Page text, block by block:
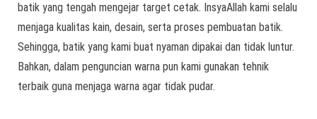
batik yang tengah mengejar target cetak. InsyaAllah kami selalu
menjaga kualitas kain, desain, serta proses pembuatan batik.
Sehingga, batik yang kami buat nyaman dipakai dan tidak luntur.
Bahkan, dalam penguncian warna pun kami gunakan tehnik
terbaik guna menjaga warna agar tidak pudar.